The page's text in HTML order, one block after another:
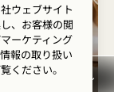
ウェブサイト
、お客様の閲
ーケティング
報の取り扱い
ください。